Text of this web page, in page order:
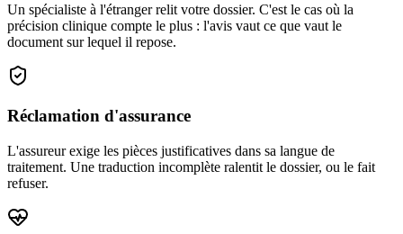
Un spécialiste à l'étranger relit votre dossier. C'est le cas où la
précision clinique compte le plus : l'avis vaut ce que vaut le
document sur lequel il repose.
Réclamation d'assurance
L'assureur exige les pièces justificatives dans sa langue de
traitement. Une traduction incomplète ralentit le dossier, ou le fait
refuser.